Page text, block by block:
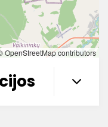
OpenStreetMap contributors